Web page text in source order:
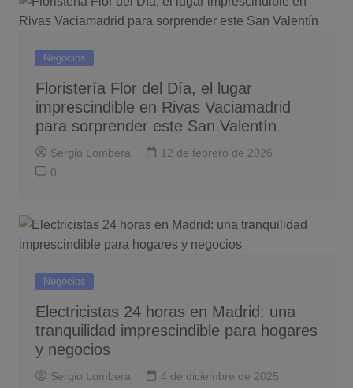
Negocios
Floristería Flor del Día, el lugar
imprescindible en Rivas Vaciamadrid
para sorprender este San Valentín
Sergio Lombera
12 de febrero de 2026
0
Negocios
Electricistas 24 horas en Madrid: una
tranquilidad imprescindible para hogares
y negocios
Sergio Lombera
4 de diciembre de 2025